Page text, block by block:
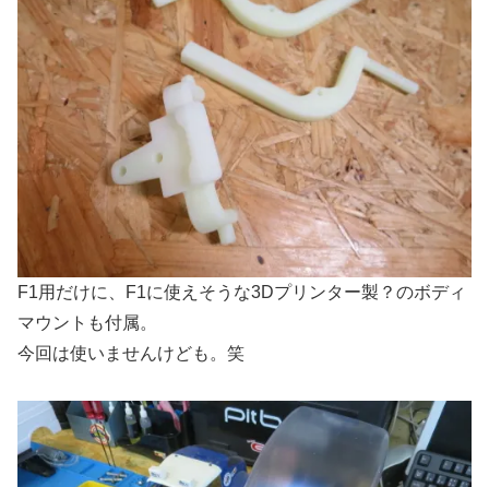
F1用だけに、F1に使えそうな3Dプリンター製？のボディ
マウントも付属。
今回は使いませんけども。笑